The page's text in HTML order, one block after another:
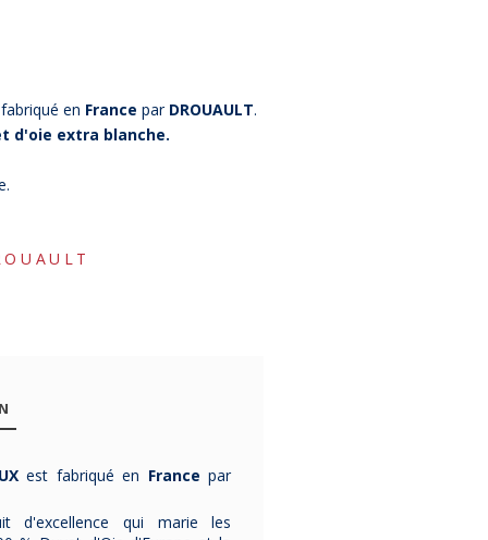
Oreiller
BIOTEX Island
30% duvet de
canard 70%
oreiller ISLAND
BIOTEX Plume
Cet
en France par DROUAULT.
d'oie extra blanche.
est fabriqué en France par
d'excellence qui marie les